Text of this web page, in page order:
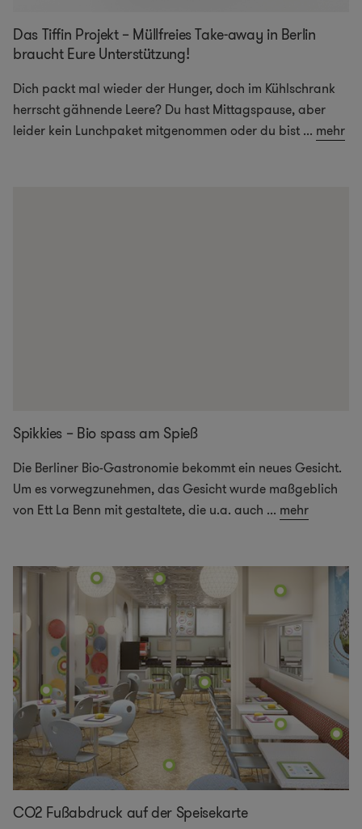
Das Tiffin Projekt – Müllfreies Take-away in Berlin
braucht Eure Unterstützung!
Dich packt mal wieder der Hunger, doch im Kühlschrank
herrscht gähnende Leere? Du hast Mittagspause, aber
leider kein Lunchpaket mitgenommen oder du bist ... mehr
Spikkies – Bio spass am Spieß
Die Berliner Bio-Gastronomie bekommt ein neues Gesicht.
Um es vorwegzunehmen, das Gesicht wurde maßgeblich
von Ett La Benn mit gestaltete, die u.a. auch ... mehr
CO2 Fußabdruck auf der Speisekarte